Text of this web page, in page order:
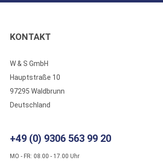
KONTAKT
W & S GmbH
Hauptstraße 10
97295 Waldbrunn
Deutschland
+49 (0) 9306 563 99 20
MO - FR: 08.00 - 17.00 Uhr